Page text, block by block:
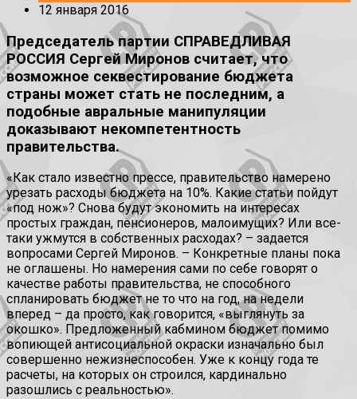
12 января 2016
Председатель партии СПРАВЕДЛИВАЯ
РОССИЯ Сергей Миронов считает, что
возможное секвестирование бюджета
страны может стать не последним, а
подобные авральные манипуляции
доказывают некомпетентность
правительства.
«Как стало известно прессе, правительство намерено
урезать расходы бюджета на 10%. Какие статьи пойдут
«под нож»? Снова будут экономить на интересах
простых граждан, пенсионеров, малоимущих? Или все-
таки ужмутся в собственных расходах? – задается
вопросами Сергей Миронов. – Конкретные планы пока
не оглашены. Но намерения сами по себе говорят о
качестве работы правительства, не способного
спланировать бюджет не то что на год, на недели
вперед – да просто, как говорится, «выглянуть за
окошко». Предложенный кабмином бюджет помимо
вопиющей антисоциальной окраски изначально был
совершенно нежизнеспособен. Уже к концу года те
расчеты, на которых он строился, кардинально
разошлись с реальностью».